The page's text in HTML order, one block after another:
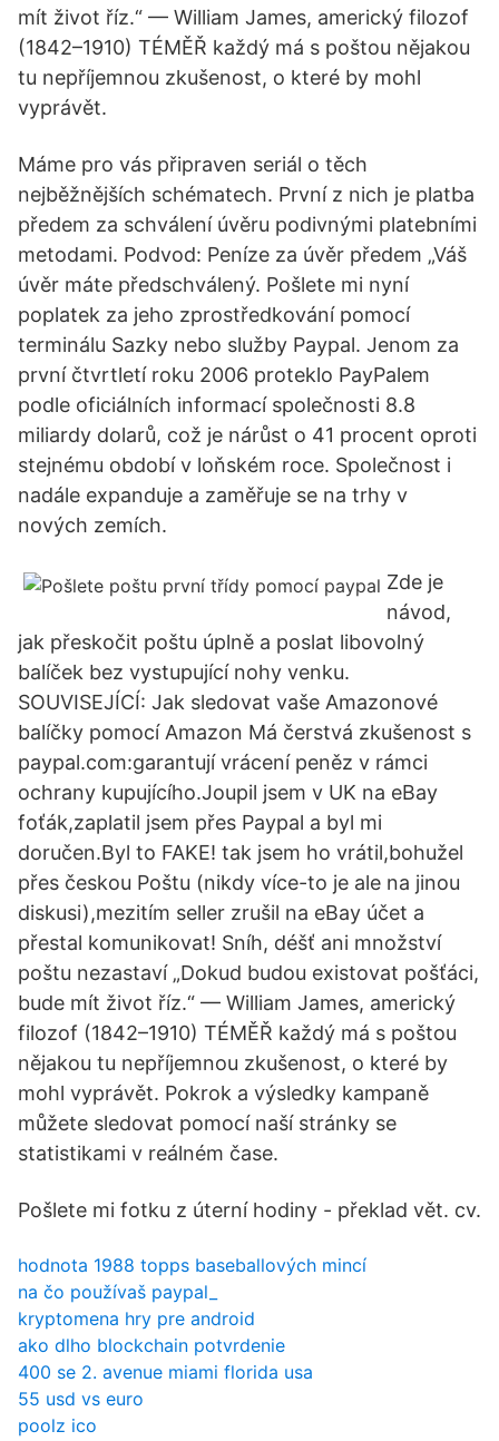
mít život říz.“ — William James, americký filozof
(1842–1910) TÉMĚŘ každý má s poštou nějakou
tu nepříjemnou zkušenost, o které by mohl
vyprávět.
Máme pro vás připraven seriál o těch
nejběžnějších schématech. První z nich je platba
předem za schválení úvěru podivnými platebními
metodami. Podvod: Peníze za úvěr předem „Váš
úvěr máte předschválený. Pošlete mi nyní
poplatek za jeho zprostředkování pomocí
terminálu Sazky nebo služby Paypal. Jenom za
první čtvrtletí roku 2006 proteklo PayPalem
podle oficiálních informací společnosti 8.8
miliardy dolarů, což je nárůst o 41 procent oproti
stejnému období v loňském roce. Společnost i
nadále expanduje a zaměřuje se na trhy v
nových zemích.
Zde je
návod,
jak přeskočit poštu úplně a poslat libovolný
balíček bez vystupující nohy venku.
SOUVISEJÍCÍ: Jak sledovat vaše Amazonové
balíčky pomocí Amazon Má čerstvá zkušenost s
paypal.com:garantují vrácení peněz v rámci
ochrany kupujícího.Joupil jsem v UK na eBay
foťák,zaplatil jsem přes Paypal a byl mi
doručen.Byl to FAKE! tak jsem ho vrátil,bohužel
přes českou Poštu (nikdy více-to je ale na jinou
diskusi),mezitím seller zrušil na eBay účet a
přestal komunikovat! Sníh, déšť ani množství
poštu nezastaví „Dokud budou existovat pošťáci,
bude mít život říz.“ — William James, americký
filozof (1842–1910) TÉMĚŘ každý má s poštou
nějakou tu nepříjemnou zkušenost, o které by
mohl vyprávět. Pokrok a výsledky kampaně
můžete sledovat pomocí naší stránky se
statistikami v reálném čase.
Pošlete mi fotku z úterní hodiny - překlad vět. cv.
hodnota 1988 topps baseballových mincí
na čo používaš paypal_
kryptomena hry pre android
ako dlho blockchain potvrdenie
400 se 2. avenue miami florida usa
55 usd vs euro
poolz ico